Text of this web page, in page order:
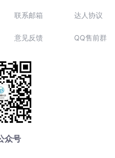
联系邮箱
意见反馈
达人协议
QQ售前群
众号